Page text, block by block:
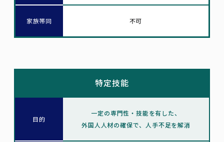
家族帯同 不可
特定技能
目的
一定の専門性・技能を有した、
外国人人材の確保で、人手不足を解消